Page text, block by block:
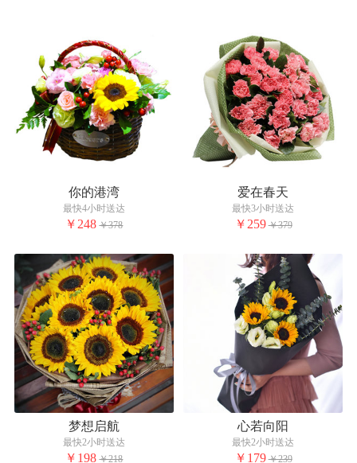
你的港湾
最快4小时送达
￥248 ￥378
爱在春天
最快3小时送达
￥259 ￥379
梦想启航
最快2小时送达
￥198 ￥218
心若向阳
最快2小时送达
￥179 ￥239